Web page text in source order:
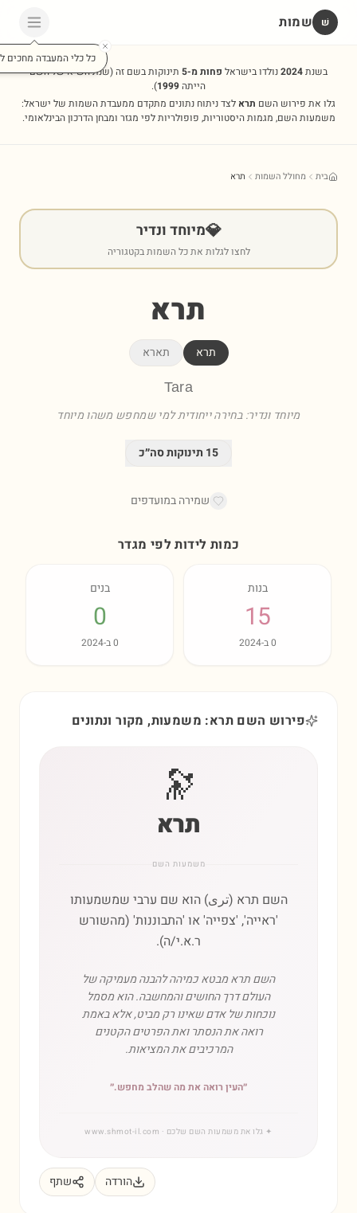
שׁ שמות
כל כלי המעבדה מחכים
בשנת2024נולדו בישראל פחות מ-5 תינוקות בשם זה(שנת השיא של השם
הייתה1999
).
גלו את פירוש השם תרא לצד ניתוח נתונים מתקדם ממעבדת השמות של ישראל:
משמעות השם, מגמות היסטוריות, פופולריות לפי מגזר ומבחן הדרכון הבינלאומי.
בית מחולל השמות תרא
💎מיוחד ונדיר
לחצו לגלות את כל השמות בקטגוריה
תרא
תרא תארא
Tara
מיוחד ונדיר: בחירה ייחודית למי שמחפש משהו מיוחד
15 תינוקות סה״כ
שמירה במועדפים
כמות לידות לפי מגדר
בנות
15
0ב-2024
בנים
0
0ב-2024
פירוש השם תרא: משמעות, מקור ונתונים
🔭
תרא
משמעות השם
השם תרא (ترى) הוא שם ערבי שמשמעותו
'ראייה', 'צפייה' או 'התבוננות' (מהשורש
ר.א.י/ה).
השם תרא מבטא כמיהה להבנה מעמיקה של
העולם דרך החושים והמחשבה. הוא מסמל
נוכחות של אדם שאינו רק מביט, אלא באמת
רואה את הנסתר ואת הפרטים הקטנים
המרכיבים את המציאות.
״העין רואה את מה שהלב מחפש.״
✦ גלו את משמעות השם שלכם · www.shmot-il.com
הורדה שתף